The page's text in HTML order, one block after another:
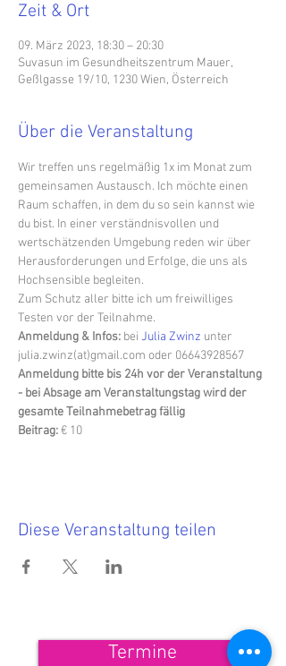
Zeit & Ort
09. März 2023, 18:30 – 20:30
Suvasun im Gesundheitszentrum Mauer,
Geßlgasse 19/10, 1230 Wien, Österreich
Über die Veranstaltung
Wir treffen uns regelmäßig 1x im Monat zum
gemeinsamen Austausch. Ich möchte einen
Raum schaffen, in dem du so sein kannst wie
du bist. In einer verständnisvollen und
wertschätzenden Umgebung reden wir über
Herausforderungen und Erfolge, die uns als
Hochsensible begleiten.
Zum Schutz aller bitte ich um freiwilliges
Testen vor der Teilnahme.
Anmeldung & Infos: bei Julia Zwinz unter
julia.zwinz(at)gmail.com oder 06643928567
Anmeldung bitte bis 24h vor der Veranstaltung
- bei Absage am Veranstaltungstag wird der
gesamte Teilnahmebetrag fällig
Beitrag: € 10
Diese Veranstaltung teilen
Termine